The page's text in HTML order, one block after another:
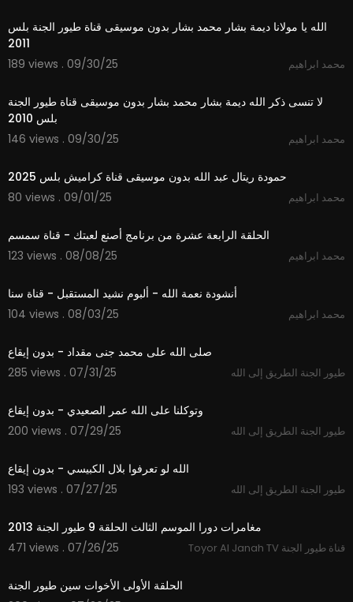
الله يا مولانا ديمة بشار محمد بشار بدون موسيقى قناة طيور الجنة بلس
2011
189 views . 09/30/25
محمد ابراهيم
لا تنسى ذكر الله ديمة بشار محمد بشار بدون موسيقى قناة طيور الجنة
بلس 2010
146 views . 09/30/25
محمد ابراهيم
حمودة ريتال عبد الله بدون موسيقى قناة كراميش بلس 2025
80 views . 09/01/25
محمد ابراهيم
الحلقة الرابعة عشرة من برنامج أصنع لعبتك - قناة سمسم
123 views . 08/08/25
محمد ابراهيم
أنشودة نعمة الله - ألبوم نشيد المستقبل - قناة سنا
104 views . 08/03/25
محمد ابراهيم
صلى الله على محمد جنى مقداد - بدون إيقاع
285 views . 07/31/25
طيور الجنة الطريق إلى الله
وتوكلنا على الله عمر الصعيدي - بدون إيقاع
200 views . 07/29/25
طيور الجنة الطريق إلى الله
الله لو تعرفوا بلال الكبيسي - بدون إيقاع
193 views . 07/27/25
طيور الجنة الطريق إلى الله
مغامرات دورا الموسم الثالث الحلقة 9 طيور الجنة 2013
471 views . 07/26/25
Toyor Al Janah TV قناة طيور الجنة
الحلقة الأولى الأخوات سين طيور الجنة